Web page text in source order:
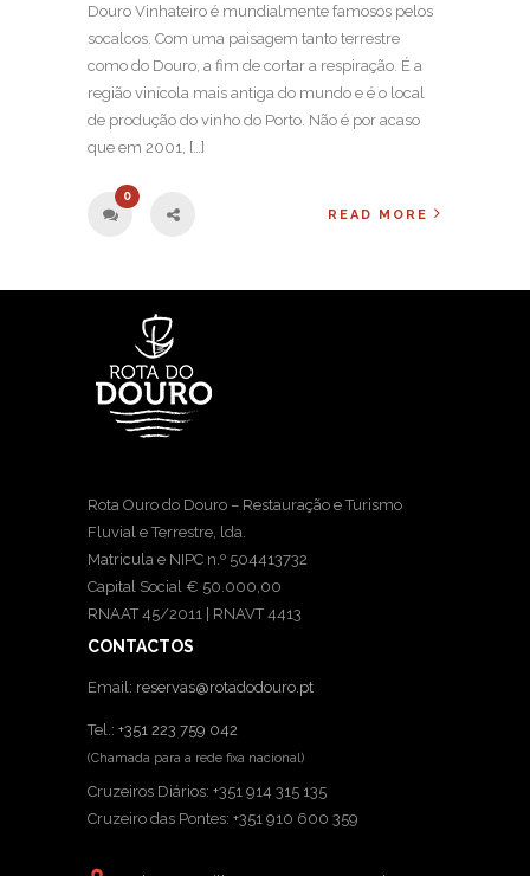
Douro Vinhateiro é mundialmente famosos pelos
socalcos. Com uma paisagem tanto terrestre
como do Douro, a fim de cortar a respiração. É a
região vinícola mais antiga do mundo e é o local
de produção do vinho do Porto. Não é por acaso
que em 2001, […]
0
READ MORE
Rota Ouro do Douro – Restauração e Turismo
Fluvial e Terrestre, lda.
Matricula e NIPC n.º 504413732
Capital Social € 50.000,00
RNAAT 45/2011 | RNAVT 4413
CONTACTOS
Email: reservas@rotadodouro.pt
Tel.: +351 223 759 042
(Chamada para a rede fixa nacional)
Cruzeiros Diários: +351 914 315 135
Cruzeiro das Pontes: +351 910 600 359